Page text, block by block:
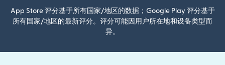
App Store 评分基于所有国家/地区的数据；Google Play 评分基于
所有国家/地区的最新评分。评分可能因用户所在地和设备类型而
异。